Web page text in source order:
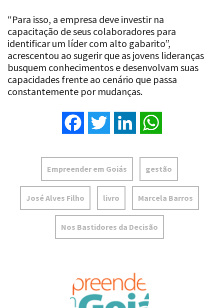
“Para isso, a empresa deve investir na
capacitação de seus colaboradores para
identificar um líder com alto gabarito”,
acrescentou ao sugerir que as jovens lideranças
busquem conhecimentos e desenvolvam suas
capacidades frente ao cenário que passa
constantemente por mudanças.
Facebook Twitter LinkedIn
Empreender em Goiás gestão
José Alves Filho livro Marcela Barros
Nos Bastidores da Decisão